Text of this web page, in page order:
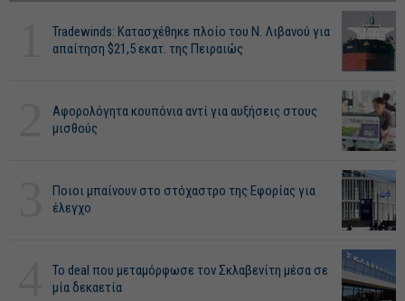
Tradewinds: Κατασχέθηκε πλοίο του Ν. Λιβανού για
απαίτηση $21,5 εκατ. της Πειραιώς
Αφορολόγητα κουπόνια αντί για αυξήσεις στους
μισθούς
Ποιοι μπαίνουν στο στόχαστρο της Εφορίας για
έλεγχο
Το deal που μεταμόρφωσε τον Σκλαβενίτη μέσα σε
μία δεκαετία